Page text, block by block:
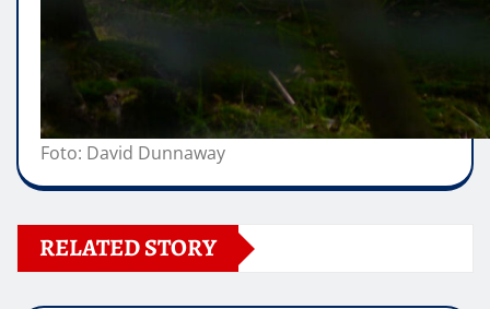
Foto: David Dunnaway
RELATED STORY